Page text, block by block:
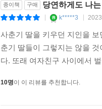
종이책 구매 당연하게도 나
k*****3
사춘기 딸을 키우던 지인을
춘기 딸들이 그렇지는 않을
다. 또래 여자친구 사이에서
10명이 이 리뷰를 추천합니다.